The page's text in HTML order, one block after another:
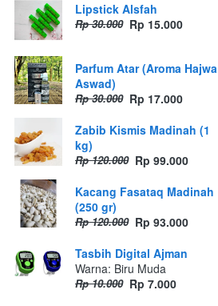
Lipstick Alsfah
Rp 30.000 Rp 15.000
Parfum Atar (Aroma Hajwa
Aswad)
Rp 30.000 Rp 17.000
Zabib Kismis Madinah (1
kg)
Rp 120.000 Rp 99.000
Kacang Fasataq Madinah
(250 gr)
Rp 120.000 Rp 93.000
Tasbih Digital Ajman
Warna: Biru Muda
Rp 10.000 Rp 7.000